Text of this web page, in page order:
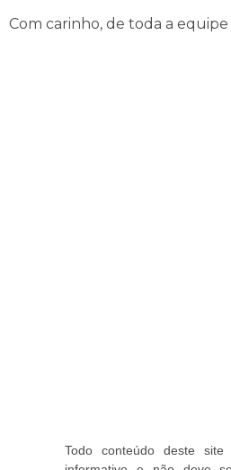
Com carinho, de toda a equipe
Todo conteúdo deste